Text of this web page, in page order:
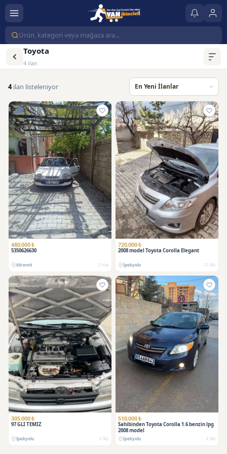
Toyota
4 ilan
4ilan listeleniyor
480.000 ₺
5350626630
Edremit 3 Haz
720.000 ₺
2008 model Toyota Corolla Elegant
İpekyolu 10 Nis
305.000 ₺
97 GLİ TEMİZ
İpekyolu 6 Nis
510.000 ₺
Sahibinden Toyota Corolla 1.6 benzin lpg
2008 model
İpekyolu 6 Nis